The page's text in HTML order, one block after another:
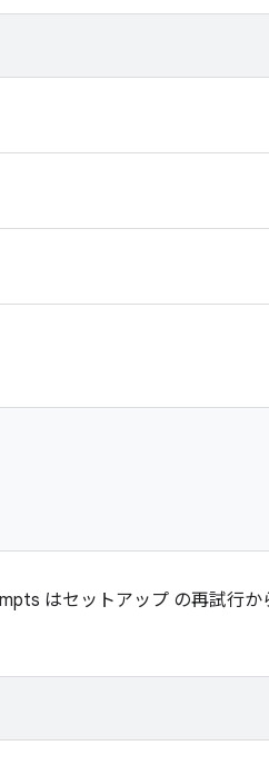
はセットアップ の再試行か